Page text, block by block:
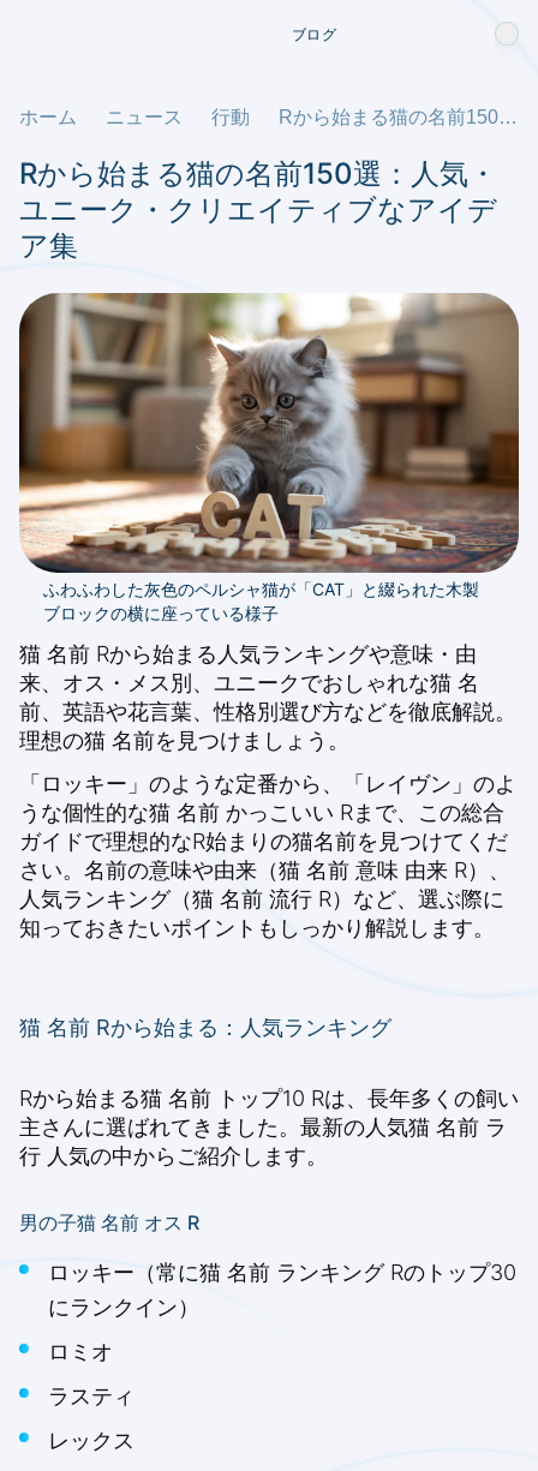
ブログ
ホーム ニュース 行動 Rから始まる猫の名前150選：人気・ユニーク・クリエイティブなアイデア集
Rから始まる猫の名前150選：人気・
ユニーク・クリエイティブなアイデ
ア集
ふわふわした灰色のペルシャ猫が「CAT」と綴られた木製
ブロックの横に座っている様子
猫 名前 Rから始まる人気ランキングや意味・由
来、オス・メス別、ユニークでおしゃれな猫 名
前、英語や花言葉、性格別選び方などを徹底解説。
理想の猫 名前を見つけましょう。
「ロッキー」のような定番から、「レイヴン」のよ
うな個性的な猫 名前 かっこいい Rまで、この総合
ガイドで理想的なR始まりの猫名前を見つけてくだ
さい。名前の意味や由来（猫 名前 意味 由来 R）、
人気ランキング（猫 名前 流行 R）など、選ぶ際に
知っておきたいポイントもしっかり解説します。
猫 名前 Rから始まる：人気ランキング
Rから始まる猫 名前 トップ10 Rは、長年多くの飼い
主さんに選ばれてきました。最新の人気猫 名前 ラ
行 人気の中からご紹介します。
男の子猫 名前 オス R
ロッキー（常に猫 名前 ランキング Rのトップ30
にランクイン）
ロミオ
ラスティ
レックス